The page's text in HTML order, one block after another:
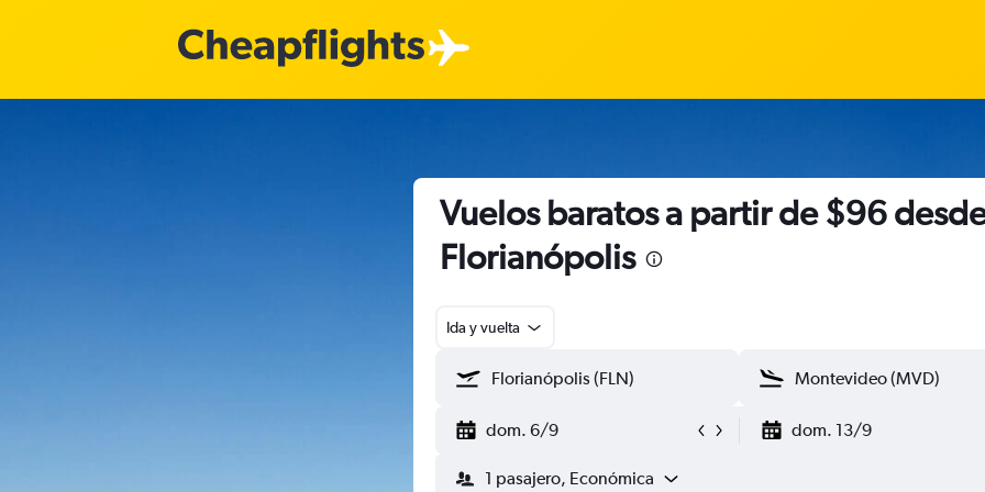
Vuelos baratos a partir de $96
Florianópolis
Ida y vuelta
dom. 6/9 dom. 13/9
1 pasajero, Económica